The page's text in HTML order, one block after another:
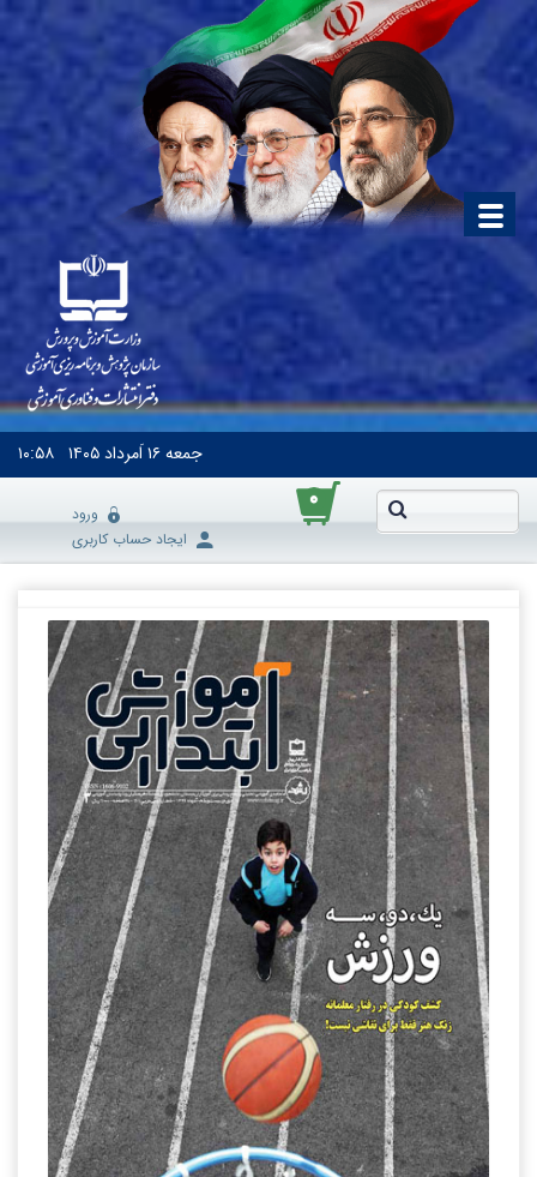
جمعه۱۶ اَمرداد ۱۴۰۵ ۱۰:۵۸
۰
ورود
ایجاد حساب کاربری